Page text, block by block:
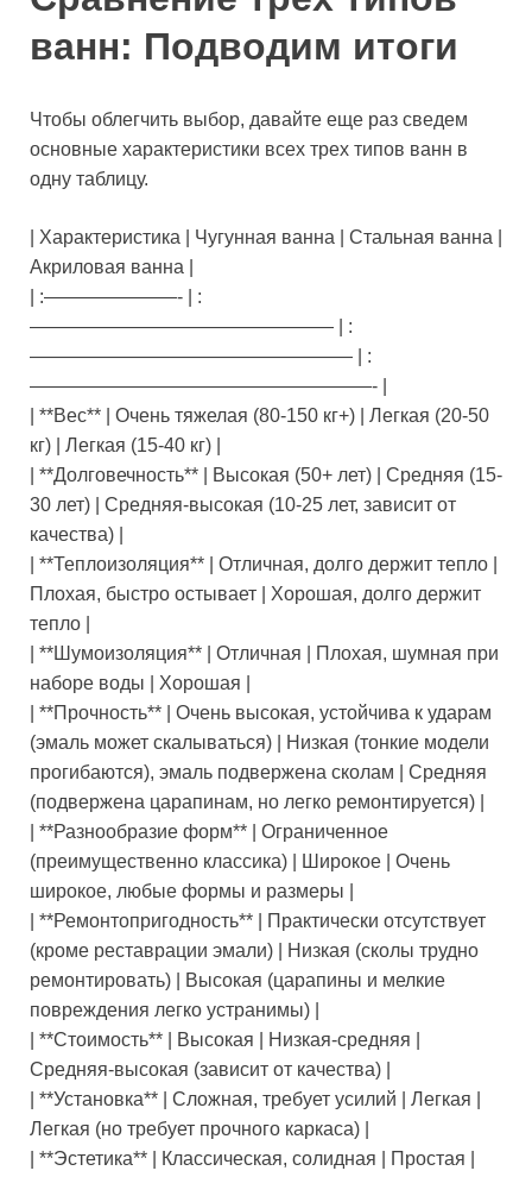
ванн: Подводим итоги
Чтобы облегчить выбор, давайте еще раз сведем
основные характеристики всех трех типов ванн в
одну таблицу.
| Характеристика | Чугунная ванна | Стальная ванна |
Акриловая ванна |
| :———————- | :
———————————————— | :
————————————————— | :
——————————————————- |
| **Вес** | Очень тяжелая (80-150 кг+) | Легкая (20-50
кг) | Легкая (15-40 кг) |
| **Долговечность** | Высокая (50+ лет) | Средняя (15-
30 лет) | Средняя-высокая (10-25 лет, зависит от
качества) |
| **Теплоизоляция** | Отличная, долго держит тепло |
Плохая, быстро остывает | Хорошая, долго держит
тепло |
| **Шумоизоляция** | Отличная | Плохая, шумная при
наборе воды | Хорошая |
| **Прочность** | Очень высокая, устойчива к ударам
(эмаль может скалываться) | Низкая (тонкие модели
прогибаются), эмаль подвержена сколам | Средняя
(подвержена царапинам, но легко ремонтируется) |
| **Разнообразие форм** | Ограниченное
(преимущественно классика) | Широкое | Очень
широкое, любые формы и размеры |
| **Ремонтопригодность** | Практически отсутствует
(кроме реставрации эмали) | Низкая (сколы трудно
ремонтировать) | Высокая (царапины и мелкие
повреждения легко устранимы) |
| **Стоимость** | Высокая | Низкая-средняя |
Средняя-высокая (зависит от качества) |
| **Установка** | Сложная, требует усилий | Легкая |
Легкая (но требует прочного каркаса) |
| **Эстетика** | Классическая, солидная | Простая |